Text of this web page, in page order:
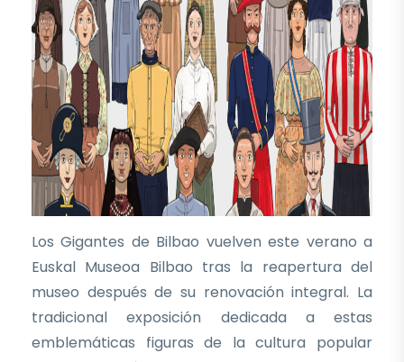
Los Gigantes de Bilbao vuelven este verano a
Euskal Museoa Bilbao tras la reapertura del
museo después de su renovación integral. La
tradicional exposición dedicada a estas
emblemáticas figuras de la cultura popular